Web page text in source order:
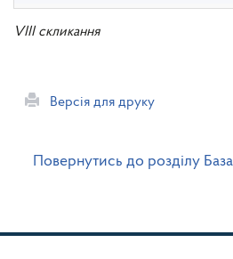
VIII скликання
Версія для друку
Повернутись до розділу